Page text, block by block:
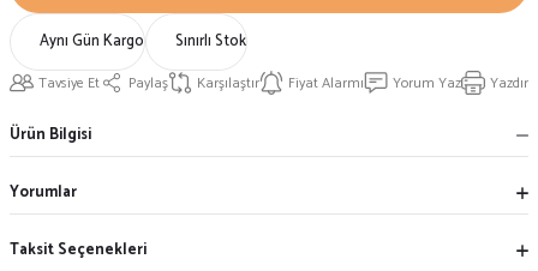
Aynı Gün Kargo Sınırlı Stok
Tavsiye Et Paylaş Karşılaştır Fiyat Alarmı Yorum Yaz Yazdır
Ürün Bilgisi
Yorumlar
Taksit Seçenekleri